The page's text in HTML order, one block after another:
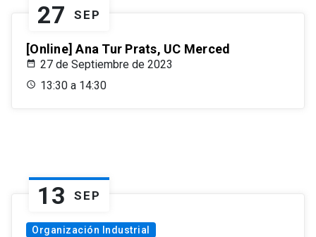
27 SEP
[Online] Ana Tur Prats, UC Merced
27 de Septiembre de 2023
13:30 a 14:30
13 SEP
Organización Industrial